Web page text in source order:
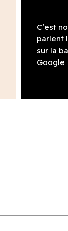
C’est
parlent
sur la
Google